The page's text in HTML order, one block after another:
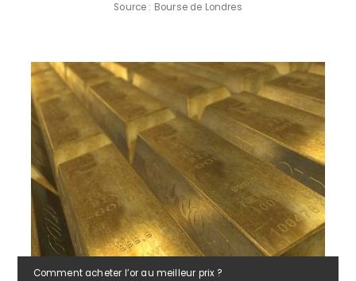
Source : Bourse de Londres
Comment acheter l’or au meilleur prix ?